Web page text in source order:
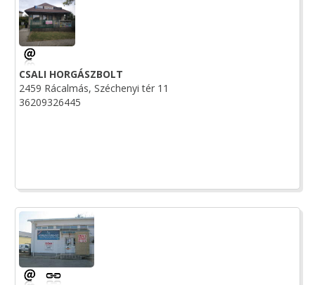
CSALI HORGÁSZBOLT
2459 Rácalmás, Széchenyi tér 11
36209326445